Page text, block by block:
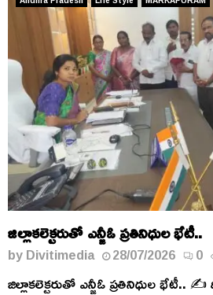
జిల్లాకలెక్టరుతో ఎన్జీఓ ప్రతినిధుల భేటీ..
byDivitimedia 28/07/2026 0
జిల్లాకలెక్టరుతో ఎన్జీఓ ప్రతినిధుల